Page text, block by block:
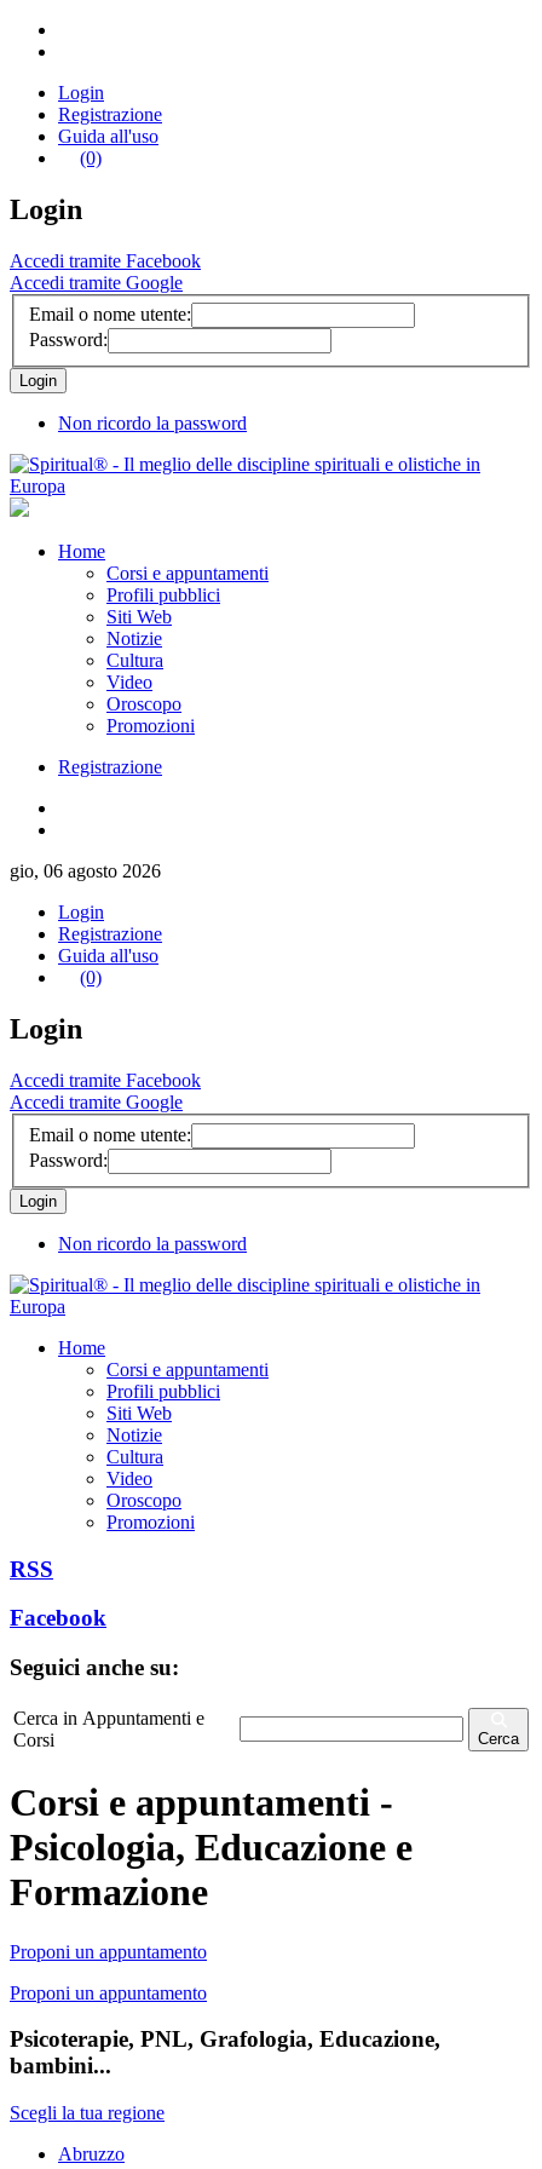
Login
Registrazione
Guida all'uso
(0)
Login
Accedi tramite Facebook
Accedi tramite Google
Email o nome utente:
Password:
Non ricordo la password
Home
Corsi e appuntamenti
Profili pubblici
Siti Web
Notizie
Cultura
Video
Oroscopo
Promozioni
Registrazione
gio, 06 agosto 2026
Login
Registrazione
Guida all'uso
(0)
Login
Accedi tramite Facebook
Accedi tramite Google
Email o nome utente:
Password:
Non ricordo la password
Home
Corsi e appuntamenti
Profili pubblici
Siti Web
Notizie
Cultura
Video
Oroscopo
Promozioni
RSS
Facebook
Seguici anche su:
Cerca in Appuntamenti e
Corsi
Cerca
Corsi e appuntamenti -
Psicologia, Educazione e
Formazione
Proponi un appuntamento
Proponi un appuntamento
Psicoterapie, PNL, Grafologia, Educazione,
bambini...
Scegli la tua regione
Abruzzo